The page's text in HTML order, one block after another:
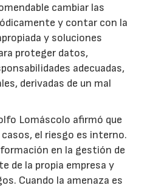
cambiar las
y contar con la
y soluciones
proteger datos,
adecuadas,
derivadas de un mal
Lomáscolo afirmó que
casos, el riesgo es interno.
en la gestión de
de la propia empresa y
Cuando la amenaza es